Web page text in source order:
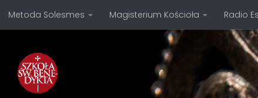
Przejdź do treści
Metoda Solesmes Magisterium Kościoła Radio